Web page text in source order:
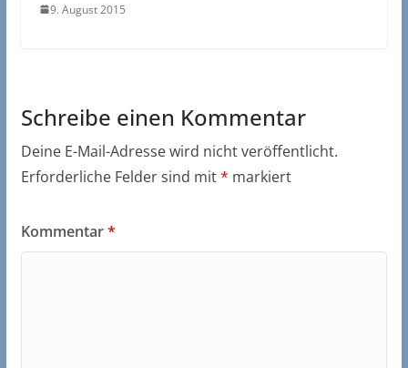
9. August 2015
Schreibe einen Kommentar
Deine E-Mail-Adresse wird nicht veröffentlicht.
Erforderliche Felder sind mit* markiert
Kommentar*